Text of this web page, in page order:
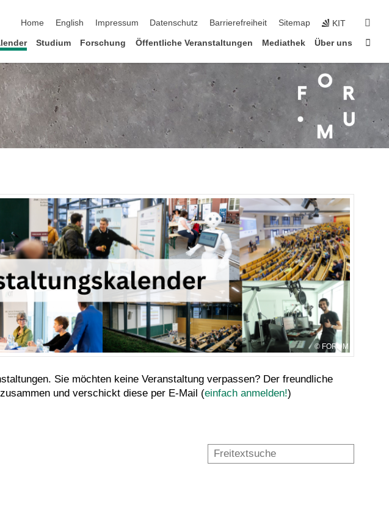
Home
English Impressum Datenschutz Barrierefreiheit Sitemap KIT
Studium Forschung Öffentliche Veranstaltungen Mediathek Über uns
FORUM
Sie möchten keine Veranstaltung verpassen? Der freundliche
und verschickt diese per E-Mail (einfach anmelden!)